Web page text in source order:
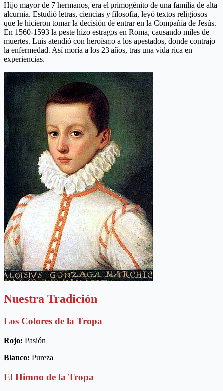
Hijo mayor de 7 hermanos, era el primogénito de una familia de alta
alcurnia. Estudió letras, ciencias y filosofía, leyó textos religiosos
que le hicieron tomar la decisión de entrar en la Compañía de Jesús.
En 1560-1593 la peste hizo estragos en Roma, causando miles de
muertes. Luis atendió con heroísmo a los apestados, donde contrajo
la enfermedad. Así moría a los 23 años, tras una vida rica en
experiencias.
Nuestra Tradición
Los Colores de la Tropa
Rojo: Pasión
Blanco: Pureza
El Himno de la Tropa